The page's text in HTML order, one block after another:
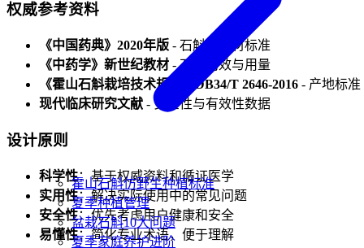
霍山石斛仿野生种植标准
夏季种植管理
盆栽石斛10大问题
夏季家庭养护进阶
权威参考资料
《中国药典》2020年版 - 石斛类药材标准
《中药学》新世纪教材 - 石斛功效与用量
《霍山石斛栽培技术规程》DB34/T 2646-2016 - 产地标准
现代临床研究文献 - 安全性与有效性数据
设计原则
科学性：基于权威资料和循证医学
实用性：解决实际使用中的常见问题
安全性：优先考虑用户健康和安全
易懂性：简化专业术语，便于理解